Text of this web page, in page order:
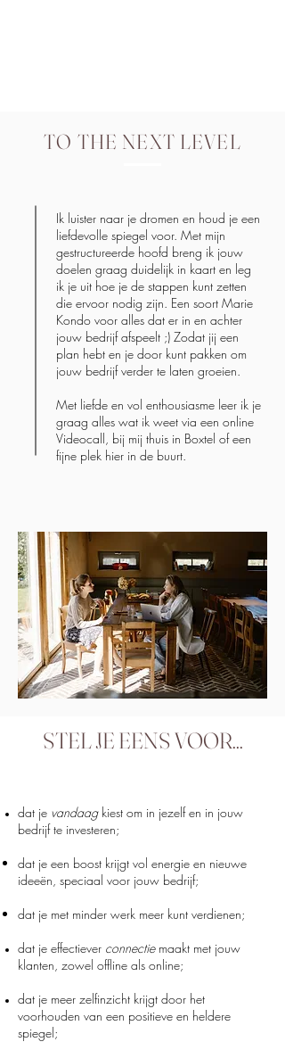
TO THE NEXT LEVEL
Ik luister naar je dromen en houd je een
liefdevolle spiegel voor. Met mijn
gestructureerde hoofd breng ik jouw
doelen graag duidelijk in kaart en leg
ik je uit hoe je de stappen kunt zetten
die ervoor nodig zijn. Een soort Marie
Kondo voor alles dat er in en achter
jouw bedrijf afspeelt ;) Zodat jij een
plan hebt en je door kunt pakken om
jouw bedrijf verder te laten groeien.
Met liefde en vol enthousiasme leer ik je
graag alles wat ik weet via een online
Videocall, bij mij thuis in Boxtel of een
fijne plek hier in de buurt.
STEL JE EENS VOOR...
dat je vandaagkiest om in jezelf en in jouw
bedrijf te investeren;
dat je een boost krijgt vol energie en nieuwe
ideeën, speciaal voor jouw bedrijf;
dat je met minder werk meer kunt verdienen;
dat je effectiever connectiemaakt met jouw
klanten, zowel offline als online;
dat je meer zelfinzicht krijgt door het
voorhouden van een positieve en heldere
spiegel;